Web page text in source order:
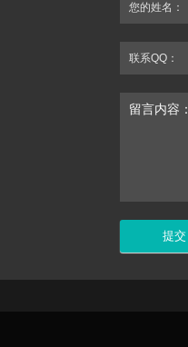
您的姓名：
联系QQ：
留言内容：